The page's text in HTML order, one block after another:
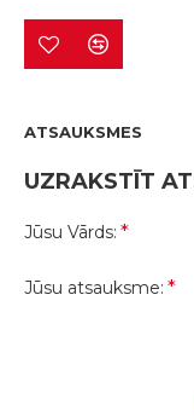
ATSAUKSMES
UZRAKSTĪT
Jūsu Vārds:
Jūsu atsauksme: